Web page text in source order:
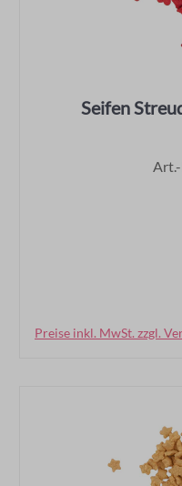
Seifen
Preise inkl. MwSt. zzgl.
In